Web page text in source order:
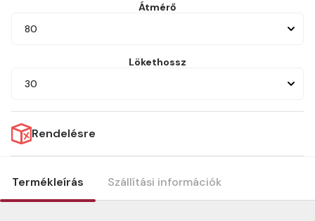
Átmérő
80
Lökethossz
30
Rendelésre
Termékleírás Szállítási információk